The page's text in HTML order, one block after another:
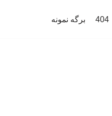
404 برگه نمونه